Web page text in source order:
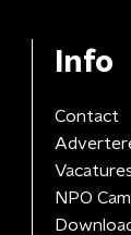
Info
Contact
NPO